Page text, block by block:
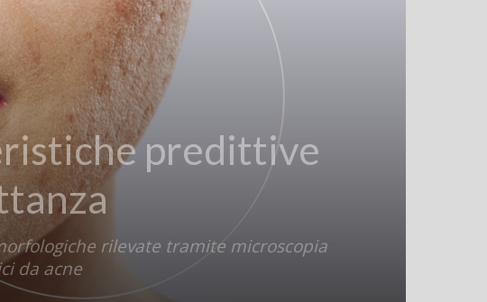
predittive
rilevate tramite microscopia
da acne